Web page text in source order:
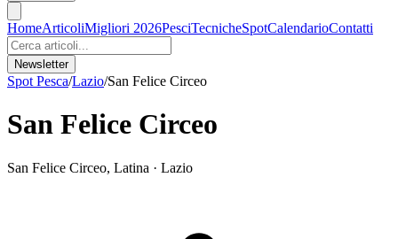
HomeArticoliMigliori 2026PesciTecnicheSpotCalendarioContatti
Newsletter
Spot Pesca/Lazio/San Felice Circeo
San Felice Circeo
San Felice Circeo, Latina · Lazio